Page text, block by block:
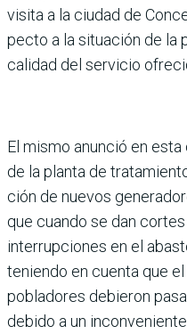
visita a la ciudad de
pecto a la situación de la
calidad del servicio
El mismo anunció en
de la planta de
ción de nuevos
que cuando se dan
interrupcio­nes en el
teniendo en cuenta que
pobladores debie­ron
debido a un